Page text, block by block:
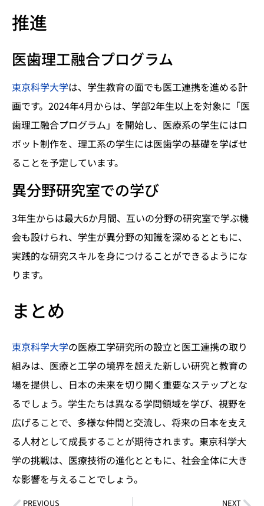
推進
医歯理工融合プログラム
東京科学大学は、学生教育の面でも医工連携を進める計
画です。2024年4月からは、学部2年生以上を対象に「医
歯理工融合プログラム」を開始し、医療系の学生にはロ
ボット制作を、理工系の学生には医歯学の基礎を学ばせ
ることを予定しています。
異分野研究室での学び
3年生からは最大6か月間、互いの分野の研究室で学ぶ機
会も設けられ、学生が異分野の知識を深めるとともに、
実践的な研究スキルを身につけることができるようにな
ります。
まとめ
東京科学大学の医療工学研究所の設立と医工連携の取り
組みは、医療と工学の境界を超えた新しい研究と教育の
場を提供し、日本の未来を切り開く重要なステップとな
るでしょう。学生たちは異なる学問領域を学び、視野を
広げることで、多様な仲間と交流し、将来の日本を支え
る人材として成長することが期待されます。東京科学大
学の挑戦は、医療技術の進化とともに、社会全体に大き
な影響を与えることでしょう。
PREVIOUS NEXT